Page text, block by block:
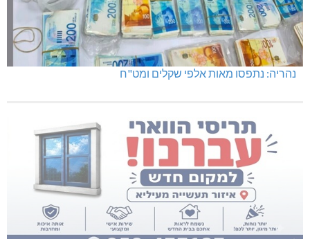
נהריה: נתפסו מאות אלפי שקלים ומט"ח